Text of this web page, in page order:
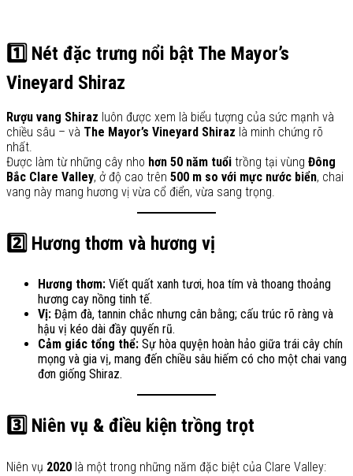
1️⃣ Nét đặc trưng nổi bật The Mayor’s
Vineyard Shiraz
Rượu vang Shiraz luôn được xem là biểu tượng của sức mạnh và
chiều sâu – và The Mayor’s Vineyard Shiraz là minh chứng rõ
nhất.
Được làm từ những cây nho hơn 50 năm tuổi trồng tại vùng Đông
Bắc Clare Valley, ở độ cao trên 500 m so với mực nước biển, chai
vang này mang hương vị vừa cổ điển, vừa sang trọng.
2️⃣ Hương thơm và hương vị
Hương thơm: Viết quất xanh tươi, hoa tím và thoang thoảng
hương cay nồng tinh tế.
Vị: Đậm đà, tannin chắc nhưng cân bằng; cấu trúc rõ ràng và
hậu vị kéo dài đầy quyến rũ.
Cảm giác tổng thể: Sự hòa quyện hoàn hảo giữa trái cây chín
mọng và gia vị, mang đến chiều sâu hiếm có cho một chai vang
đơn giống Shiraz.
3️⃣ Niên vụ & điều kiện trồng trọt
Niên vụ 2020 là một trong những năm đặc biệt của Clare Valley: